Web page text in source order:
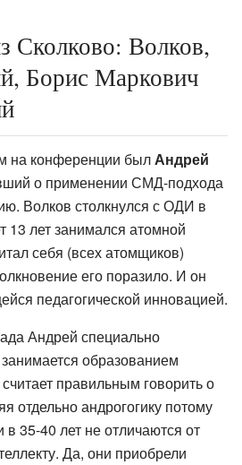
Сколково: Волков,
Борис Маркович
на конференции былАндрей
о применении СМД-подхода
Волков столкнулся с ОДИ в
13 лет занимался атомной
себя (всех атомщиков)
его поразило. И он
педагогической инновацией.
Андрей специально
образованием
правильным говорить о
отдельно андрогогику потому
в 35-40 лет не отличаются от
Да, они приобрели